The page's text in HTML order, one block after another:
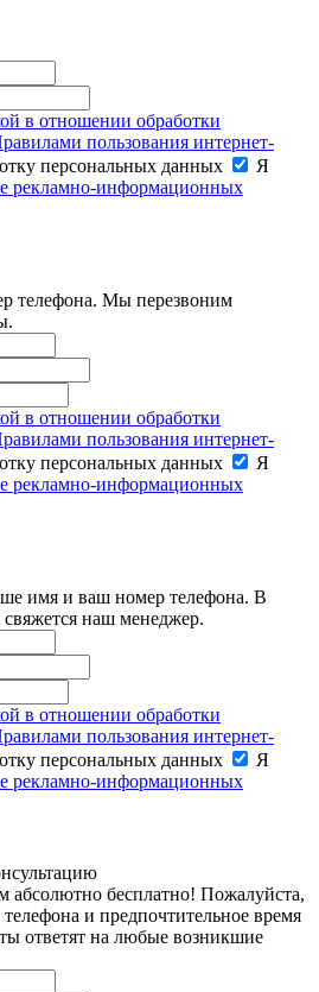
в отношении обработки
пользования интернет-
персональных данных
Я
рекламно-информационных
телефона. Мы перезвоним
в отношении обработки
пользования интернет-
персональных данных
Я
рекламно-информационных
имя и ваш номер телефона. В
наш менеджер.
в отношении обработки
пользования интернет-
персональных данных
Я
рекламно-информационных
бесплатно! Пожалуйста,
и предпочтительное время
ответят на любые возникшие